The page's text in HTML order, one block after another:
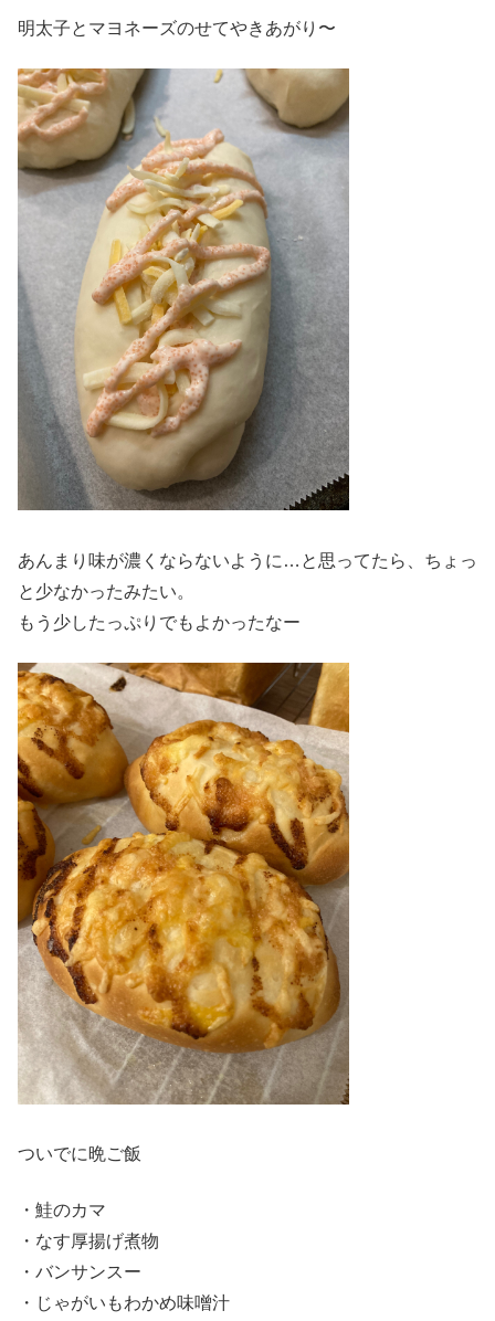
明太子とマヨネーズのせてやきあがり〜
あんまり味が濃くならないように…と思ってたら、ちょっ
と少なかったみたい。
もう少したっぷりでもよかったなー
ついでに晩ご飯
・鮭のカマ
・なす厚揚げ煮物
・バンサンスー
・じゃがいもわかめ味噌汁